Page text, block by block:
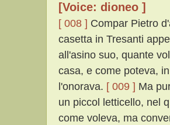
[Voice: dioneo ]
[ 008 ] Compar Pietro
casetta in Tresanti
all'asino suo, quante
casa, e come poteva,
l'onorava. [ 009 ] Ma
un piccol letticello, nel
come voleva, ma